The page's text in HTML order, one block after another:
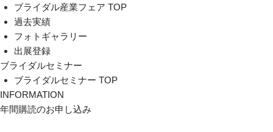
ブライダル産業フェア TOP
過去実績
フォトギャラリー
出展登録
ブライダルセミナー
ブライダルセミナー TOP
INFORMATION
年間購読のお申し込み